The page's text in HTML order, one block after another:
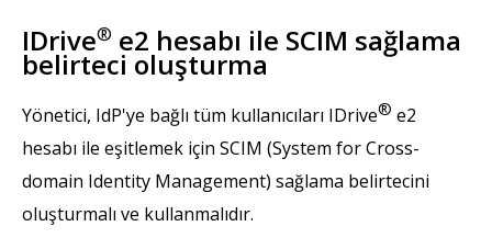
IDrive® e2 hesabı ile SCIM sağlama
belirteci oluşturma
Yönetici, IdP'ye bağlı tüm kullanıcıları IDrive® e2
hesabı ile eşitlemek için SCIM (System for Cross-
domain Identity Management) sağlama belirtecini
oluşturmalı ve kullanmalıdır.